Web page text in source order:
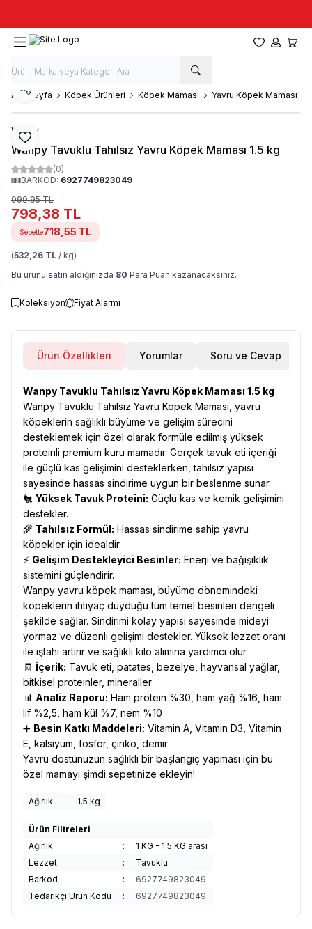
Favorilerim
Hesabım
Ana Sayfa Köpek Ürünleri Köpek Maması Yavru Köpek Maması
Favoriye Ekle
Paylaş
Wanpy
Wanpy Tavuklu Tahılsız Yavru Köpek Maması 1.5 kg
(0)
BARKOD: 6927749823049
999,95TL
798,38 TL
Sepette718,55 TL
(532,26 TL / kg)
Bu ürünü satın aldığınızda 80 Para Puan kazanacaksınız.
Koleksiyon Fiyat Alarmı
Ürün Özellikleri Yorumlar Soru ve Cevap
Wanpy Tavuklu Tahılsız Yavru Köpek Maması 1.5 kg
Wanpy Tavuklu Tahılsız Yavru Köpek Maması, yavru
köpeklerin sağlıklı büyüme ve gelişim sürecini
desteklemek için özel olarak formüle edilmiş yüksek
proteinli premium kuru mamadır. Gerçek tavuk eti içeriği
ile güçlü kas gelişimini desteklerken, tahılsız yapısı
sayesinde hassas sindirime uygun bir beslenme sunar.
🐔 Yüksek Tavuk Proteini: Güçlü kas ve kemik gelişimini
destekler.
🌾 Tahılsız Formül: Hassas sindirime sahip yavru
köpekler için idealdir.
⚡ Gelişim Destekleyici Besinler: Enerji ve bağışıklık
sistemini güçlendirir.
Wanpy yavru köpek maması, büyüme dönemindeki
köpeklerin ihtiyaç duyduğu tüm temel besinleri dengeli
şekilde sağlar. Sindirimi kolay yapısı sayesinde mideyi
yormaz ve düzenli gelişimi destekler. Yüksek lezzet oranı
ile iştahı artırır ve sağlıklı kilo alımına yardımcı olur.
🧾 İçerik: Tavuk eti, patates, bezelye, hayvansal yağlar,
bitkisel proteinler, mineraller
📊 Analiz Raporu: Ham protein %30, ham yağ %16, ham
lif %2,5, ham kül %7, nem %10
➕ Besin Katkı Maddeleri: Vitamin A, Vitamin D3, Vitamin
E, kalsiyum, fosfor, çinko, demir
Yavru dostunuzun sağlıklı bir başlangıç yapması için bu
özel mamayı şimdi sepetinize ekleyin!
Ağırlık : 1.5 kg
Ürün Filtreleri
Ağırlık
:
1 KG - 1.5 KG arası
Lezzet
:
Tavuklu
Barkod
:
6927749823049
Tedarikçi Ürün Kodu
: 6927749823049